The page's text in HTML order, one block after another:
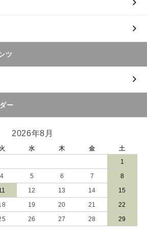
ツ
ー
2026年8月
火 水 木 金
土
1
4 5 6 7 8
12 13 14 15
19 20 21 22
26 27 28 29